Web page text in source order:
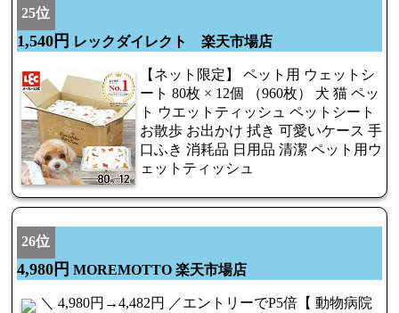
25位
1,540円 レックダイレクト 楽天市場店
【ネット限定】 ペット用 ウェットシ
ート 80枚 × 12個 （960枚） 犬 猫 ペッ
ト ウエットティッシュ ペットシート
お散歩 お出かけ 拭き 可愛いケース 手
口ふき 消耗品 日用品 清潔 ペット用ウ
ェットティッシュ
26位
4,980円 MOREMOTTO 楽天市場店
＼ 4,980円→4,482円 ／エントリーでP5倍【 動物病院